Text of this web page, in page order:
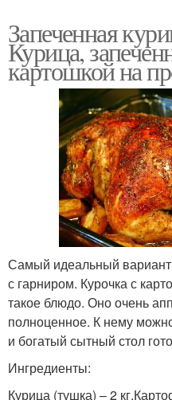
Запеченная
Курица,
картошкой на
Самый идеальный вариант
с гарниром. Курочка с
такое блюдо. Оно очень
полноценное. К нему
и богатый сытный стол
Ингредиенты:
Курица (тушка) – 2